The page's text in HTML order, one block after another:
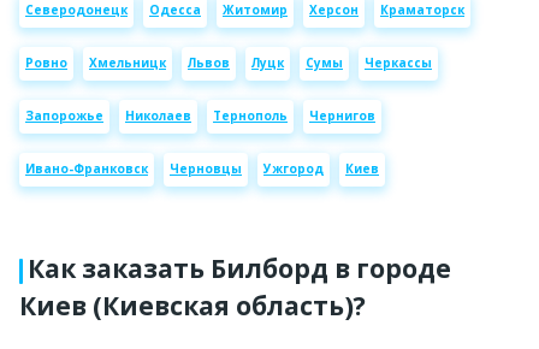
Северодонецк Одесса Житомир Херсон Краматорск
Ровно Хмельницк Львов Луцк Сумы Черкассы
Запорожье Николаев Тернополь Чернигов
Ивано-Франковск Черновцы Ужгород Киев
Как заказать Билборд в городе
Киев (Киевская область)?